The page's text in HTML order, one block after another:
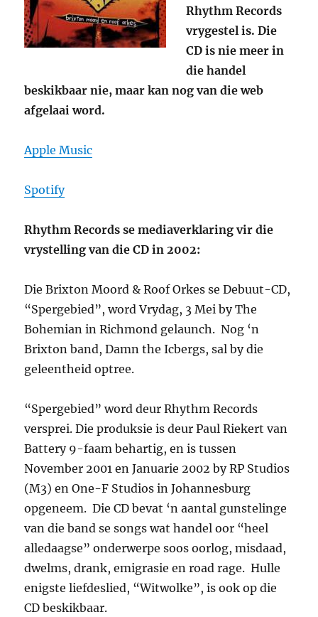
Rhythm Records
vrygestel is. Die
CD is nie meer in
die handel
beskikbaar nie, maar kan nog van die web
afgelaai word.
Apple Music
Spotify
Rhythm Records se mediaverklaring vir die
vrystelling van die CD in 2002:
Die Brixton Moord & Roof Orkes se Debuut-CD,
“Spergebied”, word Vrydag, 3 Mei by The
Bohemian in Richmond gelaunch. Nog ‘n
Brixton band, Damn the Icbergs, sal by die
geleentheid optree.
“Spergebied” word deur Rhythm Records
versprei. Die produksie is deur Paul Riekert van
Battery 9-faam behartig, en is tussen
November 2001 en Januarie 2002 by RP Studios
(M3) en One-F Studios in Johannesburg
opgeneem. Die CD bevat ‘n aantal gunstelinge
van die band se songs wat handel oor “heel
alledaagse” onderwerpe soos oorlog, misdaad,
dwelms, drank, emigrasie en road rage. Hulle
enigste liefdeslied, “Witwolke”, is ook op die
CD beskikbaar.